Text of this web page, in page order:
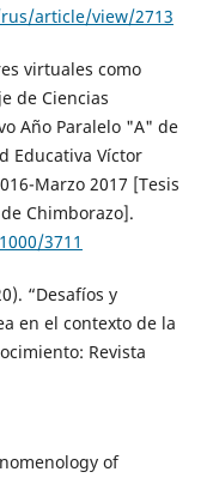
article/view/2713
virtuales como
de Ciencias
Año Paralelo "A" de
Educativa Víctor
Marzo 2017 [Tesis
Chimborazo].
3711
“Desafíos y
en el contexto de la
Revista
of